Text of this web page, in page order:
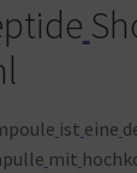
ist eine
mit h